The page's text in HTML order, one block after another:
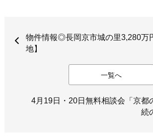
物件情報◎長岡京市城の里3,280万
地】
一覧へ
4月19日・20日無料相談会「京都
続